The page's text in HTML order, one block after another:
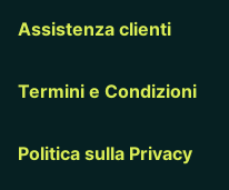
Assistenza clienti
Termini e Condizioni
Politica sulla Privacy